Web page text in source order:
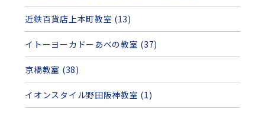
近鉄百貨店上本町教室 (13)
イトーヨーカドーあべの教室 (37)
京橋教室 (38)
イオンスタイル野田阪神教室 (1)